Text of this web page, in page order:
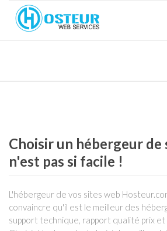
Choisir un hébergeur de
n'est pas si facile !
L'hébergeur de vos sites web
convaincre qu'il est le meilleur des
support technique, rapport qualité prix